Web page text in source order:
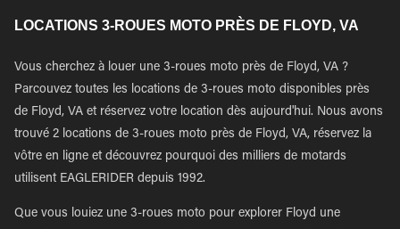
LOCATIONS 3-ROUES MOTO PRÈS DE FLOYD, VA
Vous cherchez à louer une 3-roues moto près de Floyd, VA ?
Parcouvez toutes les locations de 3-roues moto disponibles près
de Floyd, VA et réservez votre location dès aujourd'hui. Nous avons
trouvé 2 locations de 3-roues moto près de Floyd, VA, réservez la
vôtre en ligne et découvrez pourquoi des milliers de motards
utilisent EAGLERIDER depuis 1992.
Que vous louiez une 3-roues moto pour explorer Floyd une